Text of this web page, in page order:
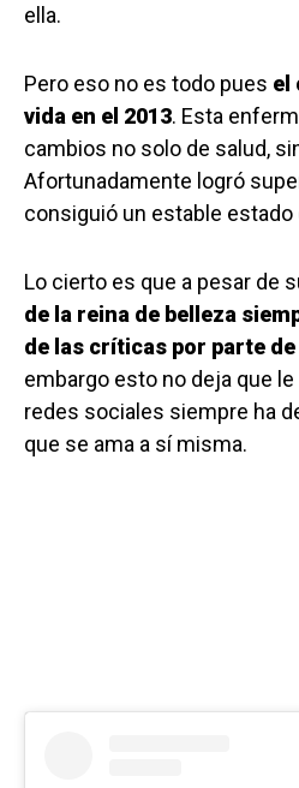
ella.
Pero eso no es todo pues el
vida en el 2013. Esta
cambios no solo de salud,
Afortunadamente logró
consiguió un estable estado
Lo cierto es que a pesar de
de la reina de belleza
de las críticas por parte
embargo esto no deja que
redes sociales siempre ha
que se ama a sí misma.